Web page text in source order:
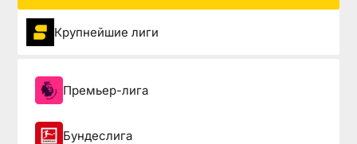
Крупнейшие лиги
Премьер-лига
Бундеслига